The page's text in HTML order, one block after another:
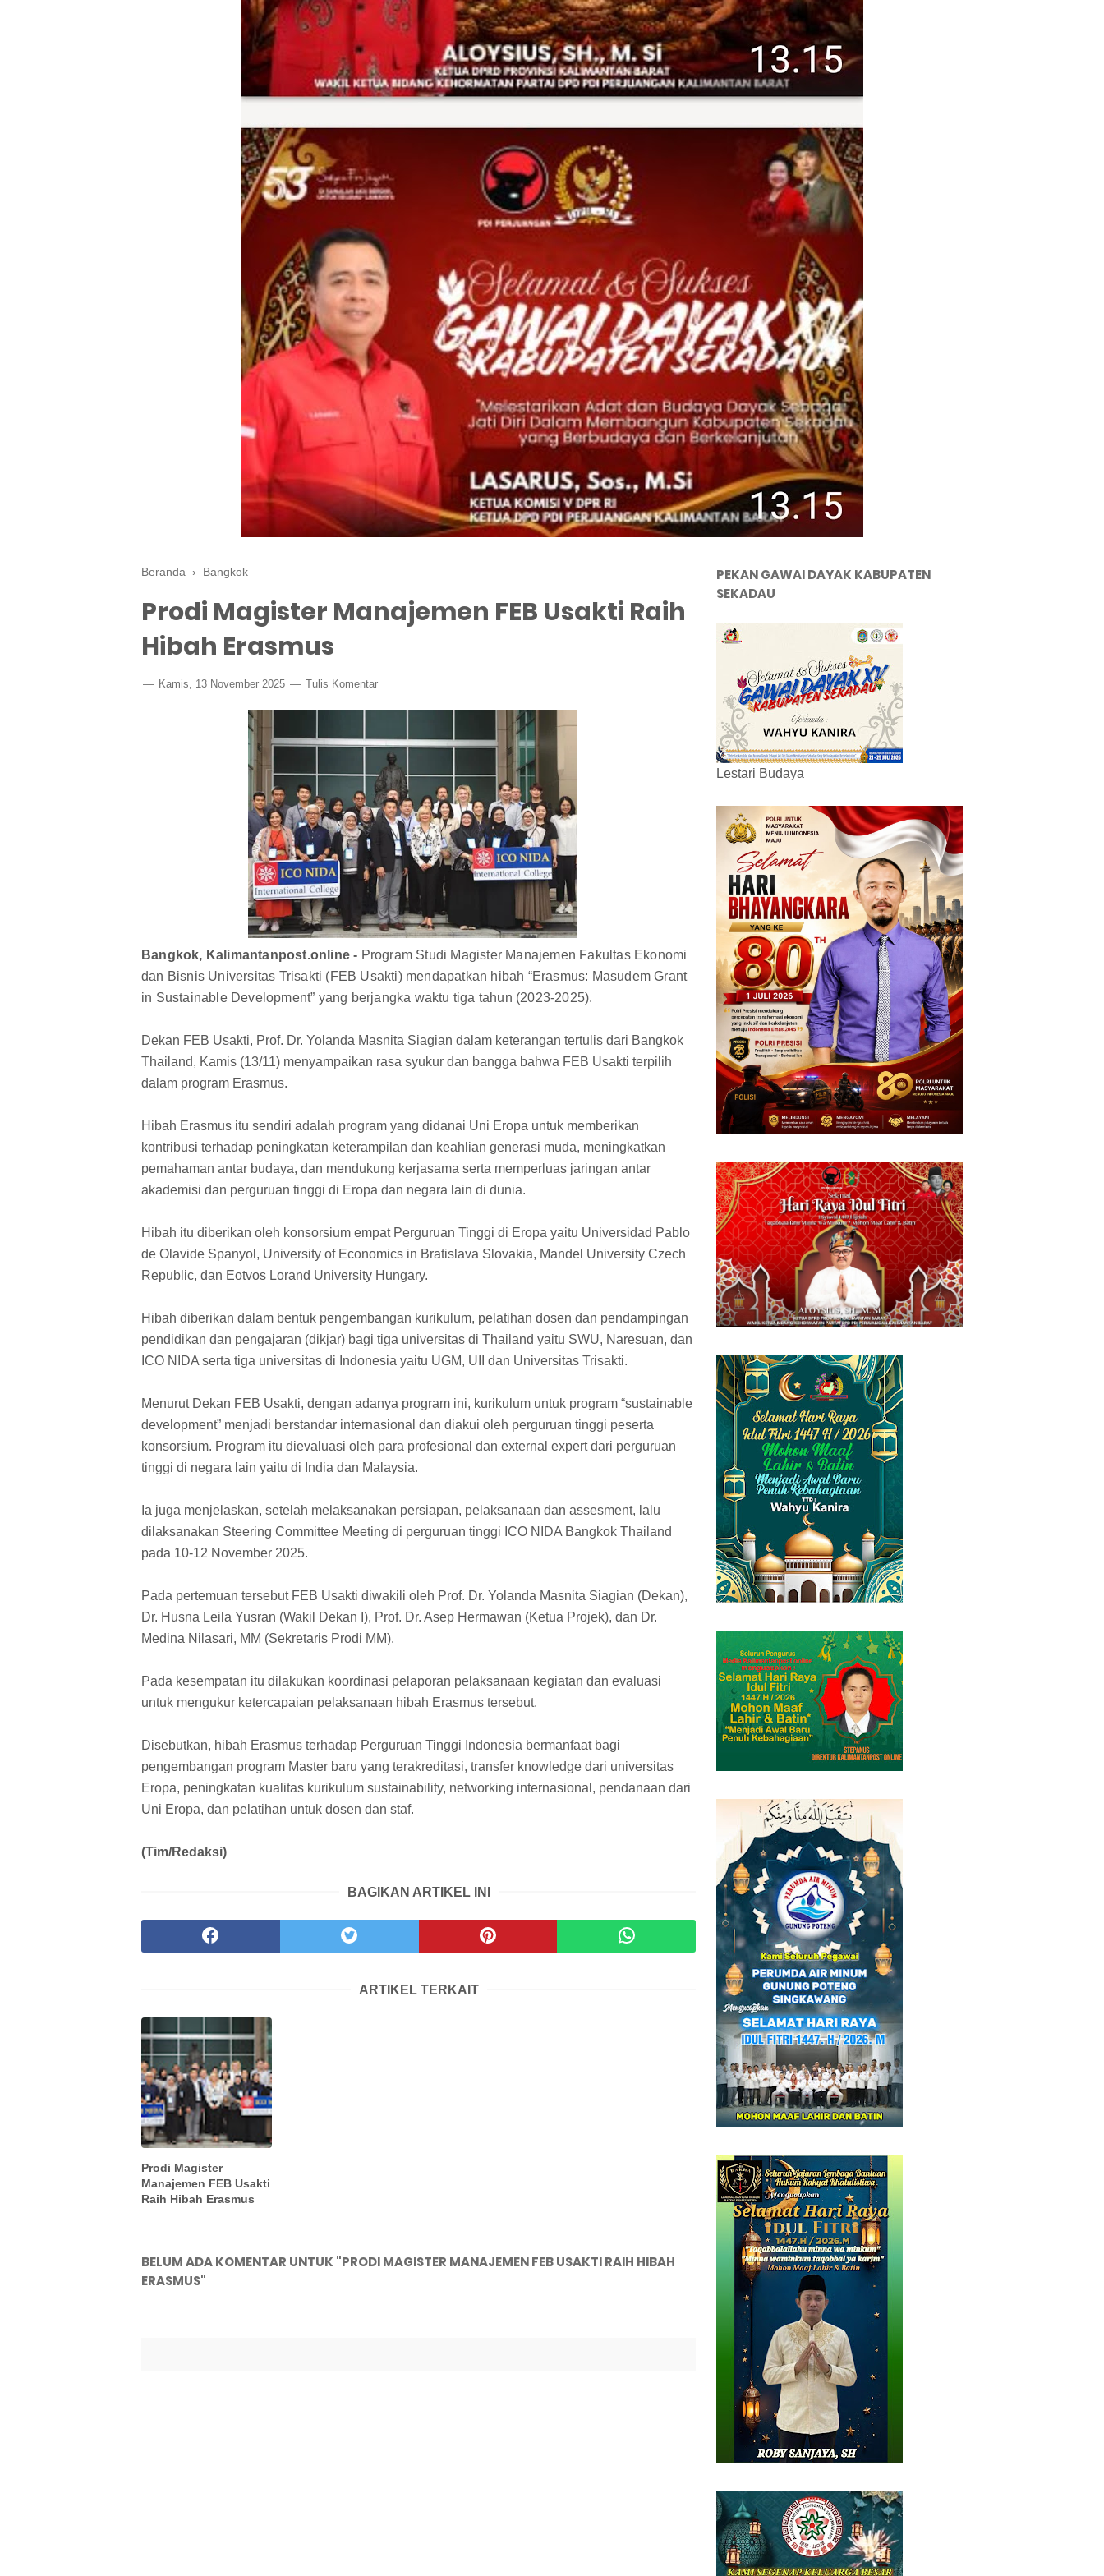
Beranda › Bangkok
Prodi Magister Manajemen FEB Usakti Raih
Hibah Erasmus
Kamis, 13 November 2025 Tulis Komentar
Bangkok, Kalimantanpost.online - Program Studi Magister Manajemen Fakultas Ekonomi
dan Bisnis Universitas Trisakti (FEB Usakti) mendapatkan hibah “Erasmus: Masudem Grant
in Sustainable Development” yang berjangka waktu tiga tahun (2023-2025).
Dekan FEB Usakti, Prof. Dr. Yolanda Masnita Siagian dalam keterangan tertulis dari Bangkok
Thailand, Kamis (13/11) menyampaikan rasa syukur dan bangga bahwa FEB Usakti terpilih
dalam program Erasmus.
Hibah Erasmus itu sendiri adalah program yang didanai Uni Eropa untuk memberikan
kontribusi terhadap peningkatan keterampilan dan keahlian generasi muda, meningkatkan
pemahaman antar budaya, dan mendukung kerjasama serta memperluas jaringan antar
akademisi dan perguruan tinggi di Eropa dan negara lain di dunia.
Hibah itu diberikan oleh konsorsium empat Perguruan Tinggi di Eropa yaitu Universidad Pablo
de Olavide Spanyol, University of Economics in Bratislava Slovakia, Mandel University Czech
Republic, dan Eotvos Lorand University Hungary.
Hibah diberikan dalam bentuk pengembangan kurikulum, pelatihan dosen dan pendampingan
pendidikan dan pengajaran (dikjar) bagi tiga universitas di Thailand yaitu SWU, Naresuan, dan
ICO NIDA serta tiga universitas di Indonesia yaitu UGM, UII dan Universitas Trisakti.
Menurut Dekan FEB Usakti, dengan adanya program ini, kurikulum untuk program “sustainable
development” menjadi berstandar internasional dan diakui oleh perguruan tinggi peserta
konsorsium. Program itu dievaluasi oleh para profesional dan external expert dari perguruan
tinggi di negara lain yaitu di India dan Malaysia.
Ia juga menjelaskan, setelah melaksanakan persiapan, pelaksanaan dan assesment, lalu
dilaksanakan Steering Committee Meeting di perguruan tinggi ICO NIDA Bangkok Thailand
pada 10-12 November 2025.
Pada pertemuan tersebut FEB Usakti diwakili oleh Prof. Dr. Yolanda Masnita Siagian (Dekan),
Dr. Husna Leila Yusran (Wakil Dekan I), Prof. Dr. Asep Hermawan (Ketua Projek), dan Dr.
Medina Nilasari, MM (Sekretaris Prodi MM).
Pada kesempatan itu dilakukan koordinasi pelaporan pelaksanaan kegiatan dan evaluasi
untuk mengukur ketercapaian pelaksanaan hibah Erasmus tersebut.
Disebutkan, hibah Erasmus terhadap Perguruan Tinggi Indonesia bermanfaat bagi
pengembangan program Master baru yang terakreditasi, transfer knowledge dari universitas
Eropa, peningkatan kualitas kurikulum sustainability, networking internasional, pendanaan dari
Uni Eropa, dan pelatihan untuk dosen dan staf.
(Tim/Redaksi)
BAGIKAN ARTIKEL INI
ARTIKEL TERKAIT
Prodi Magister
Manajemen FEB Usakti
Raih Hibah Erasmus
BELUM ADA KOMENTAR UNTUK "PRODI MAGISTER MANAJEMEN FEB USAKTI RAIH HIBAH
ERASMUS"
PEKAN GAWAI DAYAK KABUPATEN
SEKADAU
Lestari Budaya